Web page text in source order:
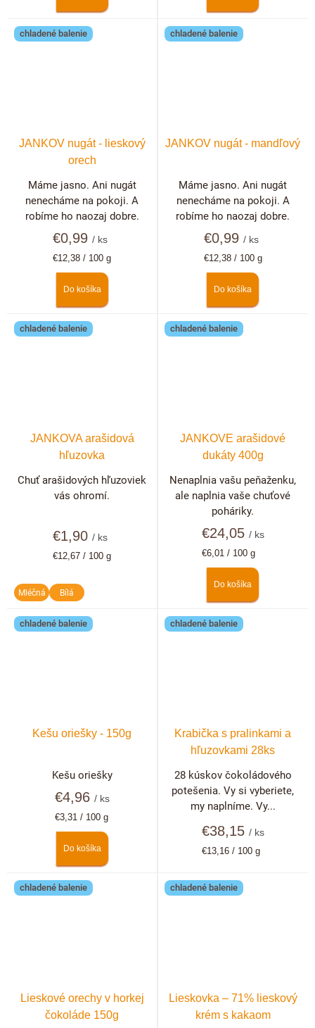
chladené balenie
JANKOV nugát - lieskový
orech
€0,99/ ks
Jednotková
€12,38 / 100 g
Do košíka
Máme jasno. Ani nugát
nenecháme na pokoji. A
robíme ho naozaj dobre.
chladené balenie
JANKOV nugát - mandľový
€0,99 / ks
Jednotková
€12,38 / 100 g
Do košíka
Máme jasno. Ani nugát
nenecháme na pokoji. A
robíme ho naozaj dobre.
chladené balenie
JANKOVA arašidová
hľuzovka
€1,90/ ks
Jednotková
€12,67 / 100 g
Chuť arašidových hľuzoviek
vás ohromí.
Mléčná Bílá
chladené balenie
JANKOVE arašidové
dukáty 400g
€24,05 / ks
Jednotková
€6,01 / 100 g
Do košíka
Nenaplnia vašu peňaženku,
ale naplnia vaše chuťové
poháriky.
chladené balenie
Kešu oriešky - 150g
€4,96 / ks
Jednotková
€3,31 / 100 g
Do košíka
Kešu oriešky
chladené balenie
Krabička s pralinkami a
hľuzovkami 28ks
€38,15 / ks
Jednotková
€13,16 / 100 g
28 kúskov čokoládového
potešenia. Vy si vyberiete,
my naplníme. Vy...
chladené balenie
Lieskové orechy v horkej
čokoláde 150g
chladené balenie
Lieskovka – 71% lieskový
krém s kakaom